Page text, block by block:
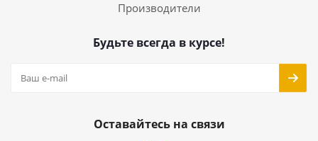
Производители
Будьте всегда в курсе!
Оставайтесь на связи